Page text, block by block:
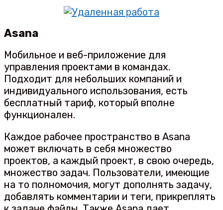
Asana
Мобильное и веб-приложение для
управления проектами в командах.
Подходит для небольших компаний и
индивидуального использования, есть
бесплатный тариф, который вполне
функционален.
Каждое рабочее пространство в Asana
может включать в себя множество
проектов, а каждый проект, в свою очередь,
множество задач. Пользователи, имеющие
на то полномочия, могут дополнять задачу,
добавлять комментарии и теги, прикреплять